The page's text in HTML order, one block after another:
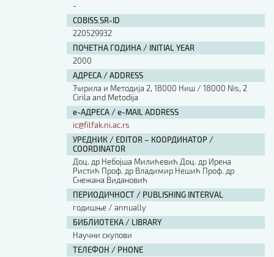
-
COBISS.SR-ID
220529932
ПОЧЕТНА ГОДИНА / INITIAL YEAR
2000
АДРЕСА / ADDRESS
Ћирила и Методија 2, 18000 Ниш / 18000 Nis, 2
Cirila and Metodija
е-АДРЕСА / e-MAIL ADDRESS
ic@filfak.ni.ac.rs
УРЕДНИК / EDITOR – КООРДИНАТОР /
COORDINATOR
Доц. др Небојша Милићевић Доц. др Ирена
Ристић Проф. др Владимир Нешић Проф. др
Снежана Видановић
ПЕРИОДИЧНОСТ / PUBLISHING INTERVAL
годишње / annually
БИБЛИОТЕКА / LIBRARY
Научни скупови
ТЕЛЕФОН / PHONE